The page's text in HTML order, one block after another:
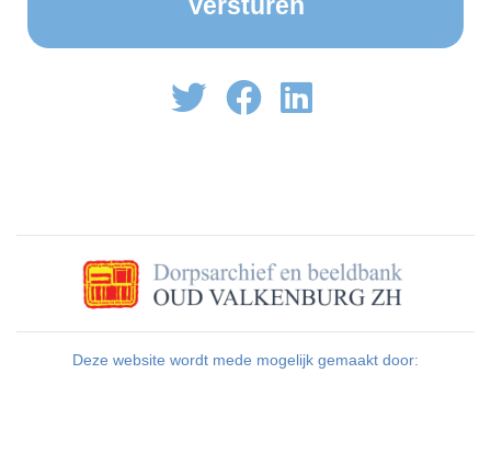
Deze website wordt mede mogelijk gemaakt door: